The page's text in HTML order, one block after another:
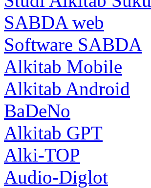
SABDA web
Software SABDA
Alkitab Mobile
Alkitab Android
BaDeNo
Alkitab GPT
Alki-TOP
Audio-Diglot